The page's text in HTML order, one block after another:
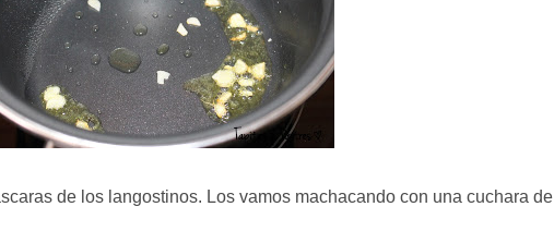
de los langostinos. Los vamos machacando con una cuchara de